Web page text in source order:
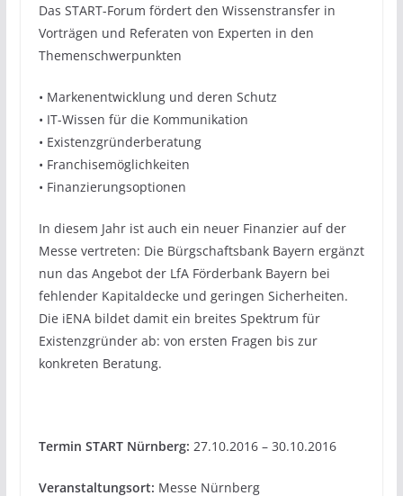
Das START-Forum fördert den Wissenstransfer in
Vorträgen und Referaten von Experten in den
Themenschwerpunkten
• Markenentwicklung und deren Schutz
• IT-Wissen für die Kommunikation
• Existenzgründerberatung
• Franchisemöglichkeiten
• Finanzierungsoptionen
In diesem Jahr ist auch ein neuer Finanzier auf der
Messe vertreten: Die Bürgschaftsbank Bayern ergänzt
nun das Angebot der LfA Förderbank Bayern bei
fehlender Kapitaldecke und geringen Sicherheiten.
Die iENA bildet damit ein breites Spektrum für
Existenzgründer ab: von ersten Fragen bis zur
konkreten Beratung.
Termin START Nürnberg: 27.10.2016 – 30.10.2016
Veranstaltungsort: Messe Nürnberg